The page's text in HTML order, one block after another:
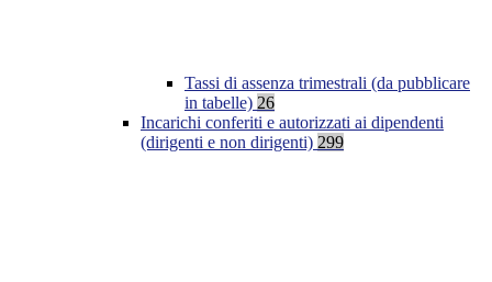
Tassi di assenza trimestrali (da pubblicare
in tabelle) 26
Incarichi conferiti e autorizzati ai dipendenti
(dirigenti e non dirigenti) 299